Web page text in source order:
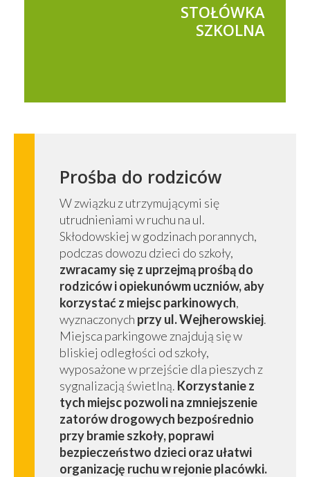
STOŁÓWKA
SZKOLNA
Prośba do rodziców
W związku z utrzymującymi się
utrudnieniami w ruchu na ul.
Skłodowskiej w godzinach porannych,
podczas dowozu dzieci do szkoły,
zwracamy się z uprzejmą prośbą do
rodziców i opiekunówm uczniów, aby
korzystać z miejsc parkinowych,
wyznaczonych przy ul. Wejherowskiej.
Miejsca parkingowe znajdują się w
bliskiej odległości od szkoły,
wyposażone w przejście dla pieszych z
sygnalizacją świetlną. Korzystanie z
tych miejsc pozwoli na zmniejszenie
zatorów drogowych bezpośrednio
przy bramie szkoły, poprawi
bezpieczeństwo dzieci oraz ułatwi
organizację ruchu w rejonie placówki.